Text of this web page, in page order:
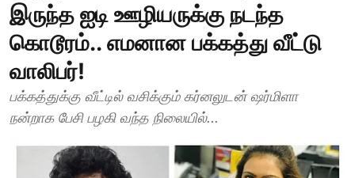
இருந்த ஐடி ஊழியருக்கு நடந்த
கொடூரம்.. எமனான பக்கத்து வீட்டு
வாலிபர்!
பக்கத்துக்கு வீட்டில் வசிக்கும் கர்னலுடன் ஷர்மிளா
நன்றாக பேசி பழகி வந்த நிலையில்...